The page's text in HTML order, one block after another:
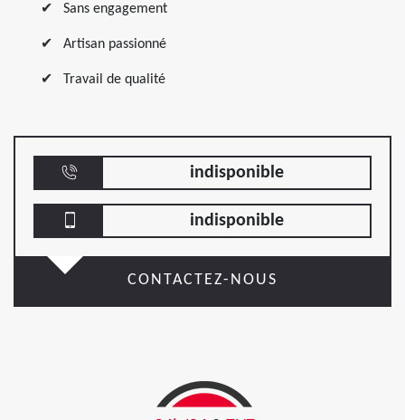
Sans engagement
Artisan passionné
Travail de qualité
indisponible
indisponible
CONTACTEZ-NOUS